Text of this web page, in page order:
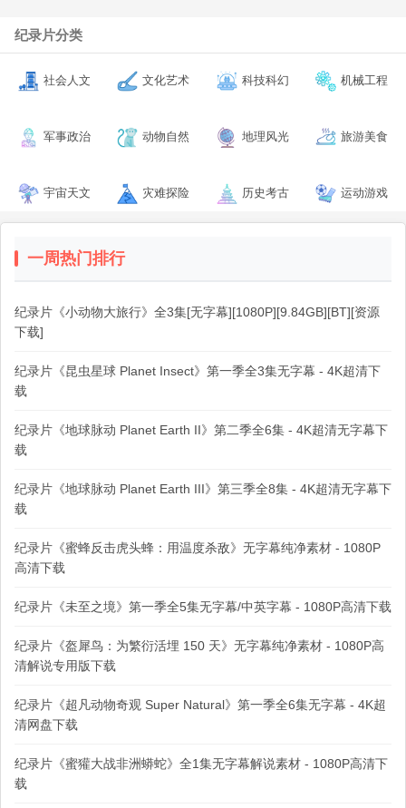
纪录片分类
社会人文 文化艺术 科技科幻 机械工程
军事政治 动物自然 地理风光 旅游美食
宇宙天文 灾难探险 历史考古 运动游戏
一周热门排行
纪录片《小动物大旅行》全3集[无字幕][1080P][9.84GB][BT][资源
下载]
纪录片《昆虫星球 Planet Insect》第一季全3集无字幕 - 4K超清下
载
纪录片《地球脉动 Planet Earth II》第二季全6集 - 4K超清无字幕下
载
纪录片《地球脉动 Planet Earth III》第三季全8集 - 4K超清无字幕下
载
纪录片《蜜蜂反击虎头蜂：用温度杀敌》无字幕纯净素材 - 1080P
高清下载
纪录片《未至之境》第一季全5集无字幕/中英字幕 - 1080P高清下载
纪录片《盔犀鸟：为繁衍活埋 150 天》无字幕纯净素材 - 1080P高
清解说专用版下载
纪录片《超凡动物奇观 Super Natural》第一季全6集无字幕 - 4K超
清网盘下载
纪录片《蜜獾大战非洲蟒蛇》全1集无字幕解说素材 - 1080P高清下
载